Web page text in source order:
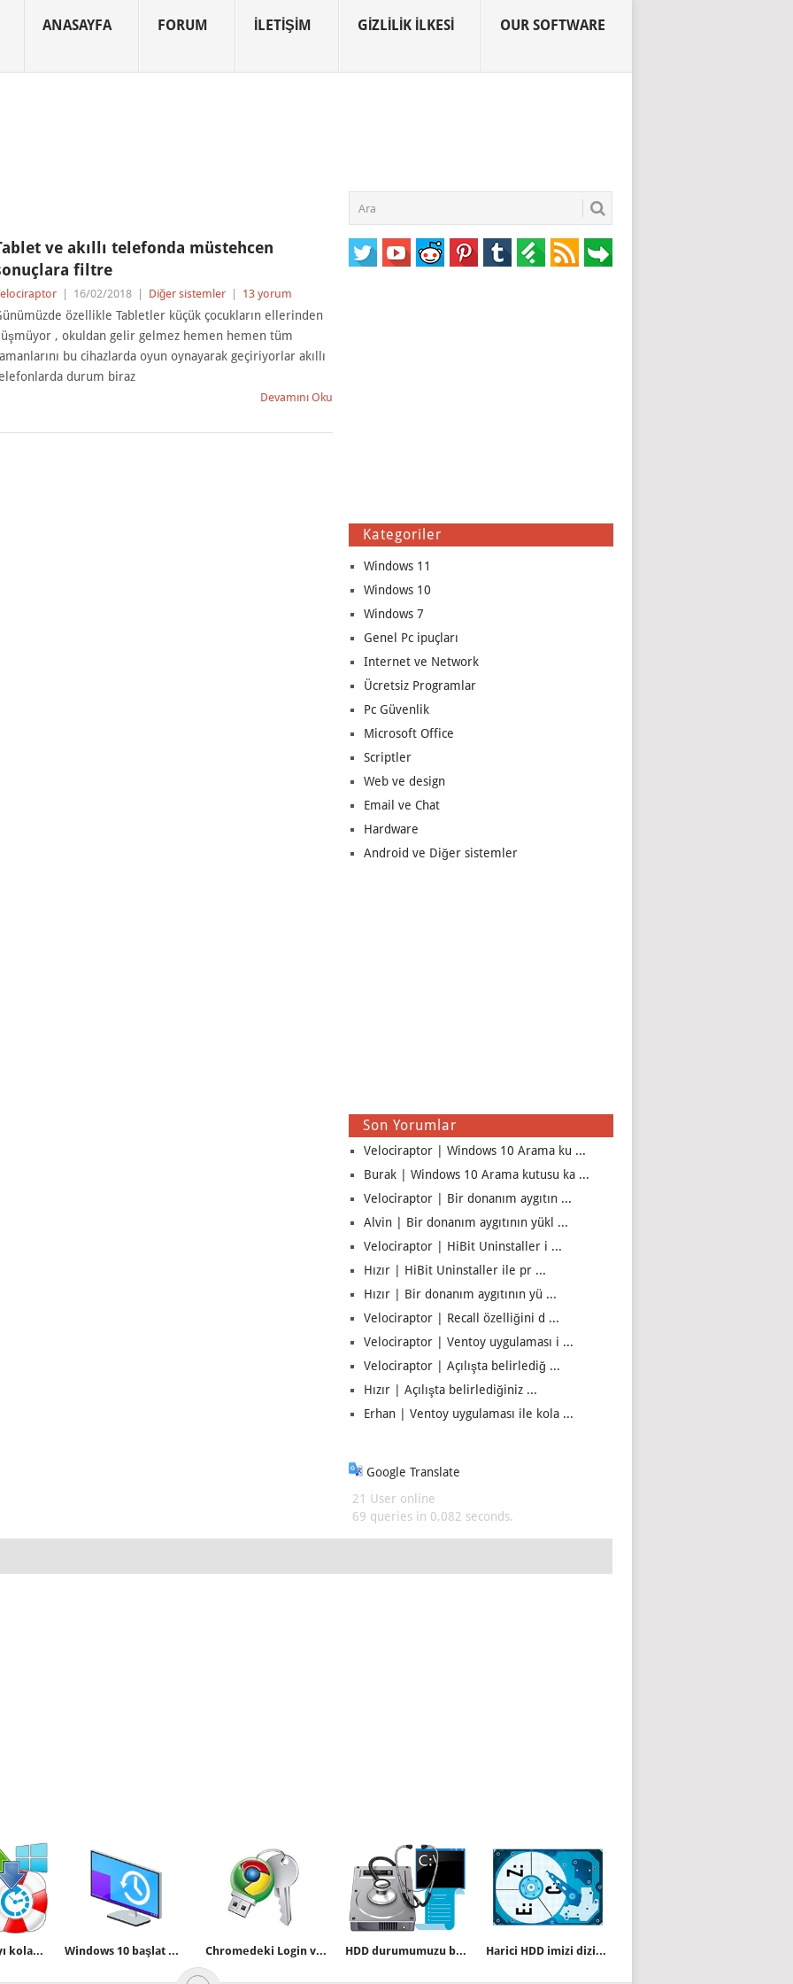
ANASAYFA FORUM İLETIŞIM GIZLILIK İLKESI OUR SOFTWARE
ve akıllı telefonda müstehcen
filtre
16/02/2018 Diğer sistemler 13 yorum
özellikle Tabletler küçük çocukların ellerinden
, okuldan gelir gelmez hemen hemen tüm
bu cihazlarda oyun oynayarak geçiriyorlar akıllı
durum biraz
Devamını Oku
Kategoriler
Windows 11
Windows 10
Windows 7
Genel Pc ipuçları
Internet ve Network
Ücretsiz Programlar
Pc Güvenlik
Microsoft Office
Scriptler
Web ve design
Email ve Chat
Hardware
Android ve Diğer sistemler
Son Yorumlar
Velociraptor | Windows 10 Arama ku ...
Burak | Windows 10 Arama kutusu ka ...
Velociraptor | Bir donanım aygıtın ...
Alvin | Bir donanım aygıtının yükl ...
Velociraptor | HiBit Uninstaller i ...
Hızır | HiBit Uninstaller ile pr ...
Hızır | Bir donanım aygıtının yü ...
Velociraptor | Recall özelliğini d ...
Velociraptor | Ventoy uygulaması i ...
Velociraptor | Açılışta belirlediğ ...
Hızır | Açılışta belirlediğiniz ...
Erhan | Ventoy uygulaması ile kola ...
Google Translate
21 User online
69 queries in 0,082 seconds.
Silinen dosyayı kolayca geri alın (Getirin) Windows 10 başlat menüsünü yedekleyelim Chromedeki Login ve şifre bilgilerini programsız yedekleyelim HDD durumumuzu bir komutla öğrenelim Harici HDD imizi dizinlere bölelim